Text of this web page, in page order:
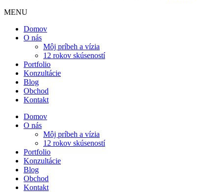
MENU
Domov
O nás
Môj príbeh a vízia
12 rokov skúseností
Portfolio
Konzultácie
Blog
Obchod
Kontakt
Domov
O nás
Môj príbeh a vízia
12 rokov skúseností
Portfolio
Konzultácie
Blog
Obchod
Kontakt